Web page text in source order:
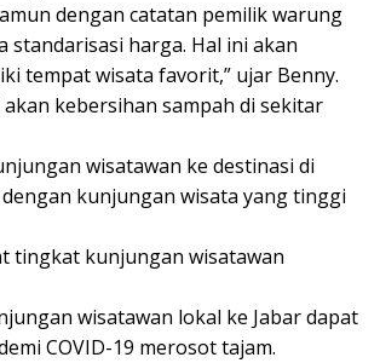
dengan catatan pemilik warung
standarisasi harga. Hal ini akan
tempat wisata favorit,” ujar Benny.
kebersihan sampah di sekitar
wisatawan ke destinasi di
kunjungan wisata yang tinggi
tingkat kunjungan wisatawan
wisatawan lokal ke Jabar dapat
COVID-19 merosot tajam.